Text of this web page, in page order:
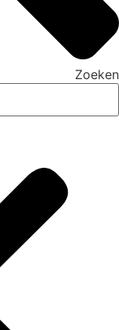
Zoeken